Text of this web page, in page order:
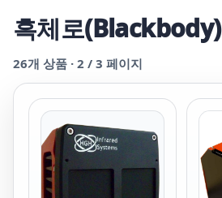
흑체로(Blackbody)
26개 상품 · 2 / 3 페이지